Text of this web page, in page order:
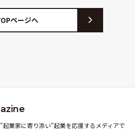
ページへ
起業家に寄り添い"起業を応援するメディアで